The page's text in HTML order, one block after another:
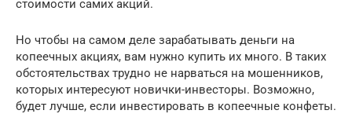
стоимости самих акций.
Но чтобы на самом деле зарабатывать деньги на
копеечных акциях, вам нужно купить их много. В таких
обстоятельствах трудно не нарваться на мошенников,
которых интересуют новички-инвесторы. Возможно,
будет лучше, если инвестировать в копеечные конфеты.